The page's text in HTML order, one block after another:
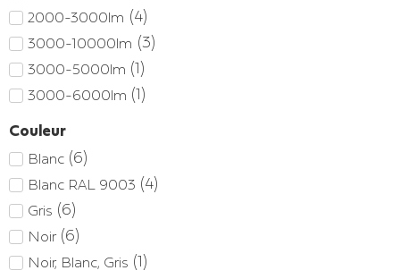
400mm (1)
600 x 600mm 5)
600mm (1)
900mm (1)
1200mm
1500mm
2000-3000lm (4)
3000-10000lm (3)
3000-5000lm (1)
3000-6000lm (1)
Couleur
Blanc (6)
Blanc RAL 9003 (4)
Gris (6)
Noir (6)
Noir, Blanc, Gris (1)